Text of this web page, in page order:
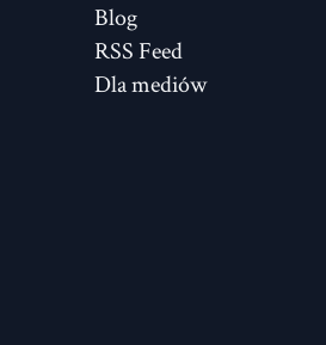
Blog
RSS Feed
Dla mediów